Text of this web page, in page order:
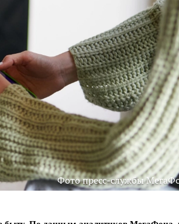
Фото пресс-службы